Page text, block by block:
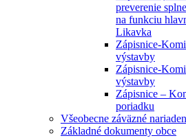
preverenie
na funkciu
Likavka
Zápisnice-
výstavby
Zápisnice-
výstavby
Zápisnice –
poriadku
Všeobecne záväzné
Základné dokumenty obce